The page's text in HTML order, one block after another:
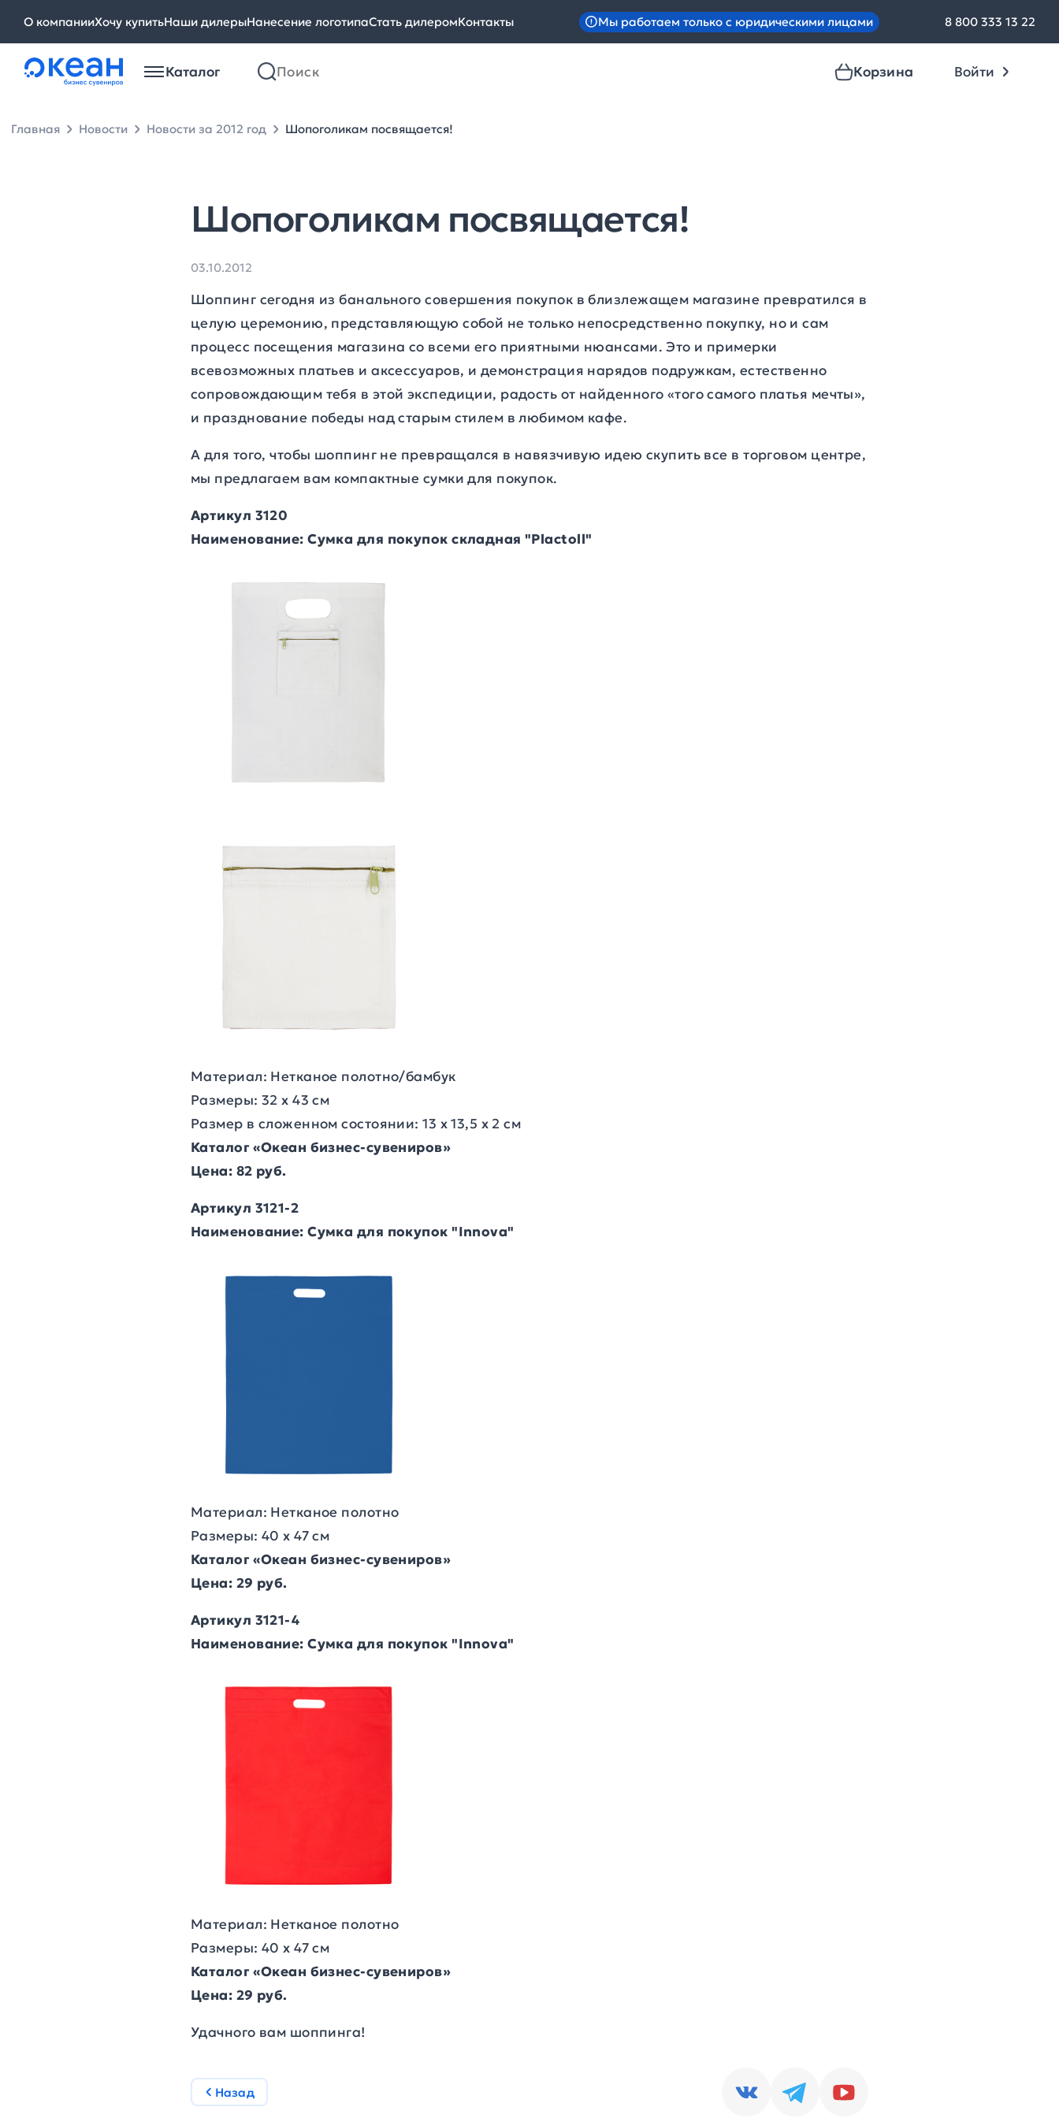
О компанииХочу купитьНаши дилерыНанесение логотипаСтать дилеромКонтакты Мы работаем только с юридическими лицами 8 800 333 13 22
Каталог Корзина Войти
Главная Новости Новости за 2012 год Шопоголикам посвящается!
Шопоголикам посвящается!
03.10.2012
Шоппинг сегодня из банального совершения покупок в близлежащем магазине превратился в
целую церемонию, представляющую собой не только непосредственно покупку, но и сам
процесс посещения магазина со всеми его приятными нюансами. Это и примерки
всевозможных платьев и аксессуаров, и демонстрация нарядов подружкам, естественно
сопровождающим тебя в этой экспедиции, радость от найденного «того самого платья мечты»,
и празднование победы над старым стилем в любимом кафе.
А для того, чтобы шоппинг не превращался в навязчивую идею скупить все в торговом центре,
мы предлагаем вам компактные сумки для покупок.
Артикул 3120
Наименование: Сумка для покупок складная "Plactoll"
Материал: Нетканое полотно/бамбук
Размеры: 32 х 43 см
Размер в сложенном состоянии: 13 х 13,5 х 2 см
Каталог «Океан бизнес-сувениров»
Цена: 82 руб.
Артикул 3121-2
Наименование: Сумка для покупок "Innova"
Материал: Нетканое полотно
Размеры: 40 х 47 см
Каталог «Океан бизнес-сувениров»
Цена: 29 руб.
Артикул 3121-4
Наименование: Сумка для покупок "Innova"
Материал: Нетканое полотно
Размеры: 40 х 47 см
Каталог «Океан бизнес-сувениров»
Цена: 29 руб.
Удачного вам шоппинга!
Назад